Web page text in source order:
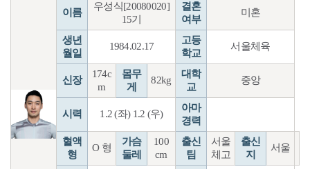
이름
우성식[20080020]
15기
결혼
여부
미혼
생년
월일
1984.02.17
고등
학교
서울체육
신장
174c
m
몸무
게
82kg
대학
교
중앙
시력 1.2 (좌) 1.2 (우)
아마
경력
혈액
형
O 형
가슴
둘레
100
cm
출신
팀
서울
체고
출신
지
서울